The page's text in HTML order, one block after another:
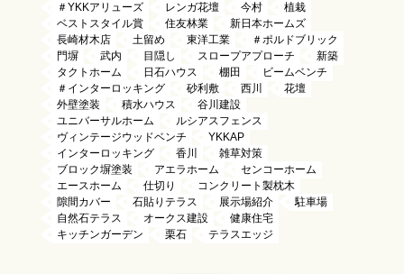
＃YKKアリューズ
レンガ花壇 今村
植栽
ベストスタイル賞
住友林業
新日本ホームズ
長崎材木店
土留め 東洋工業
＃ポルドブリック
門塀
武内 目隠し スロープアプローチ
新築
タクトホーム
日石ハウス 棚田
ビームベンチ
＃インターロッキング
砂利敷 西川
花壇
外壁塗装
積水ハウス
谷川建設
ユニバーサルホーム
ルシアスフェンス
ヴィンテージウッドベンチ
YKKAP
インターロッキング
香川
雑草対策
ブロック塀塗装
アエラホーム
センコーホーム
エースホーム
仕切り
コンクリート製枕木
隙間カバー
石貼りテラス 展示場紹介
駐車場
自然石テラス
オークス建設
健康住宅
キッチンガーデン
栗石 テラスエッジ